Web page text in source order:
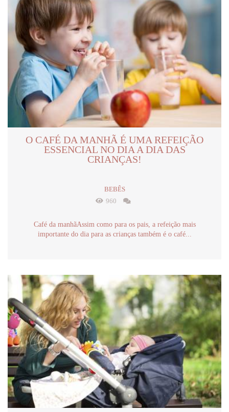
O CAFÉ DA MANHÃ É UMA REFEIÇÃO
ESSENCIAL NO DIA A DIA DAS
CRIANÇAS!
BEBÊS
960
Café da manhãAssim como para os pais, a refeição mais
importante do dia para as crianças também é o café...